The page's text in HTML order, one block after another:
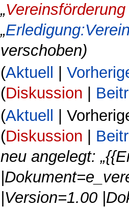
„
„
verschoben)
(Aktuell |
(Diskussion
(Aktuell |
(Diskussion |
neu angelegt:
|Version=1.00